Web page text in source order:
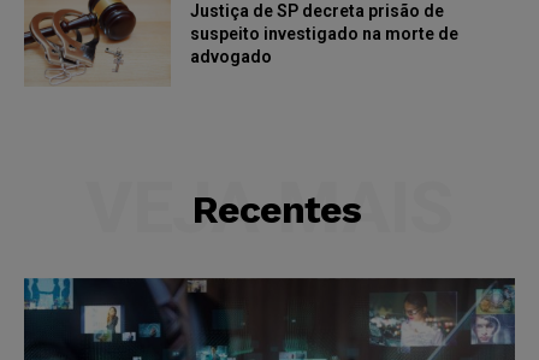
Justiça de SP decreta prisão de
suspeito investigado na morte de
advogado
Recentes
VEJA MAIS